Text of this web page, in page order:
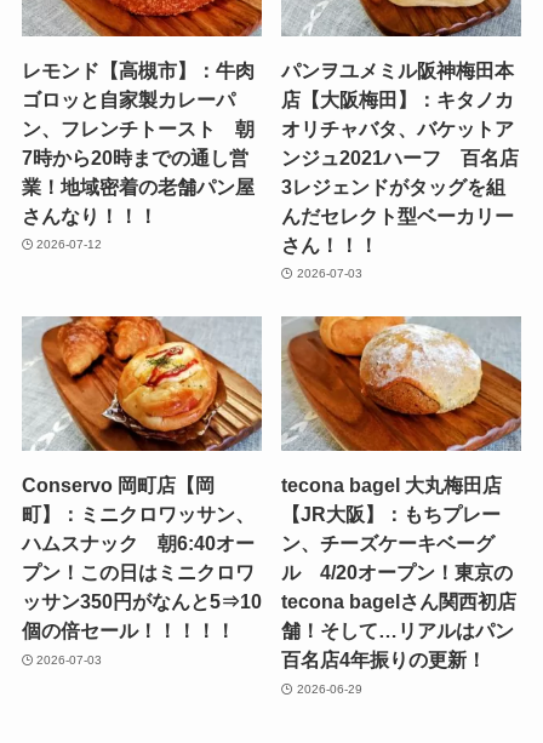
レモンド【高槻市】：牛肉
ゴロッと自家製カレーパ
ン、フレンチトースト 朝
7時から20時までの通し営
業！地域密着の老舗パン屋
さんなり！！！
2026-07-12
パンヲユメミル阪神梅田本
店【大阪梅田】：キタノカ
オリチャバタ、バケットア
ンジュ2021ハーフ 百名店
3レジェンドがタッグを組
んだセレクト型ベーカリー
さん！！！
2026-07-03
Conservo 岡町店【岡
町】：ミニクロワッサン、
ハムスナック 朝6:40オー
プン！この日はミニクロワ
ッサン350円がなんと5⇒10
個の倍セール！！！！！
2026-07-03
tecona bagel 大丸梅田店
【JR大阪】：もちプレー
ン、チーズケーキベーグ
ル 4/20オープン！東京の
tecona bagelさん関西初店
舗！そして…リアルはパン
百名店4年振りの更新！
2026-06-29